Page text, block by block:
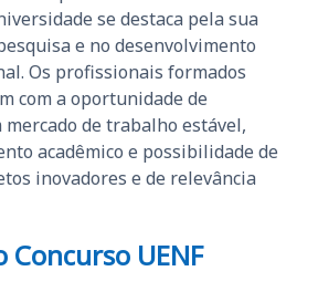
se destaca pela sua
e no desenvolvimento
Os profissionais formados
com a oportunidade de
de trabalho estável,
acadêmico e possibilidade de
inovadores e de relevância
Concurso UENF